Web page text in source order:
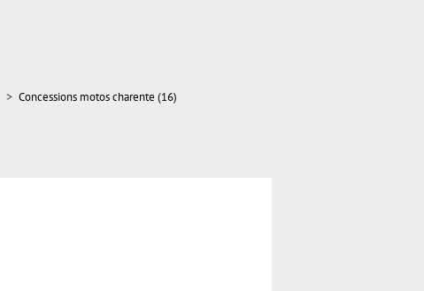
> Concessions motos charente (16)